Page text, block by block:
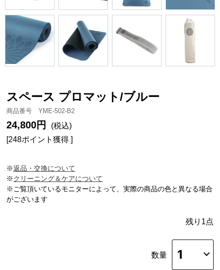
スペース プロマット/ブルー
商品番号 YME-502-B2
24,800円
(税込)
[248ポイント獲得 ]
※返品・交換について
※クリーニング＆ケアについて
※ご覧頂いているモニターによって、実際の商品の色と異なる場合
がございます
残り1点
数量